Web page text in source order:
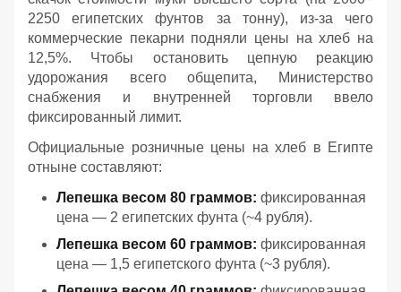
2250 египетских фунтов за тонну), из-за чего
коммерческие пекарни подняли цены на хлеб на
12,5%. Чтобы остановить цепную реакцию
удорожания всего общепита, Министерство
снабжения и внутренней торговли ввело
фиксированный лимит.
Официальные розничные цены на хлеб в Египте
отныне составляют:
Лепешка весом 80 граммов: фиксированная
цена — 2 египетских фунта (~4 рубля).
Лепешка весом 60 граммов: фиксированная
цена — 1,5 египетского фунта (~3 рубля).